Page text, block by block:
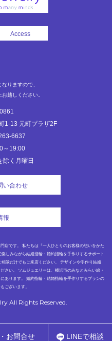
Access
りますので、
越しください。
1-13 元町プラザ2F
6637
～19:00
除く月曜日
い合わせ
報
店です。 私たちは『一人ひとりのお客様の想いをかた
しみながら結婚指輪・婚約指輪を手作りするサポート
談だけでもご来店ください。 デザインや手作り結婚
さい。 ソムジュエリーは、横浜市のみなとみらい線・
あります。 婚約指輪・結婚指輪を手作りするプランの
ございます。
All Rights Reserved.
お問合せ LINEで相談